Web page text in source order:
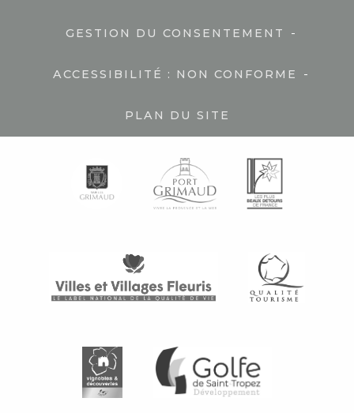
GESTION DU CONSENTEMENT -
ACCESSIBILITÉ : NON CONFORME -
PLAN DU SITE